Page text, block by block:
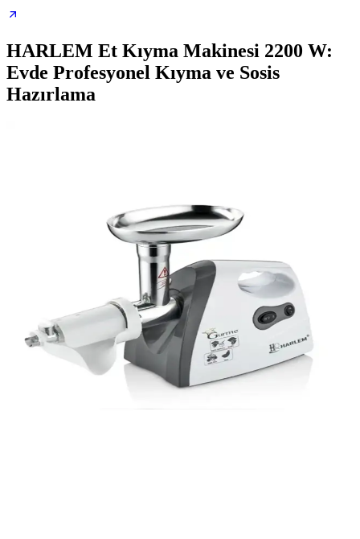
HARLEM Et Kıyma Makinesi 2200 W:
Evde Profesyonel Kıyma ve Sosis
Hazırlama